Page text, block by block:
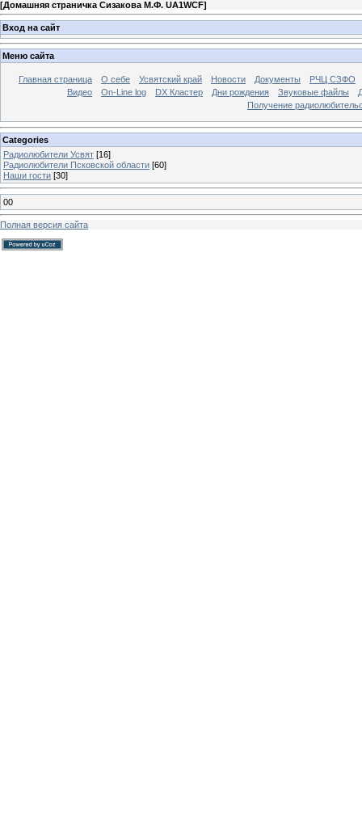
[Домашняя страничка Сизакова М.Ф. UA1WCF]
Вход на сайт
Меню сайта
Главная страница О себе Усвятский край Новости Документы
РЧЦ СЗФО
Видео
On-Line log DX Кластер Дни рождения Звуковые файлы
Получение
Categories
Радиолюбители Усвят [16]
Радиолюбители Псковской области [60]
Наши гости [30]
00
Полная версия сайта